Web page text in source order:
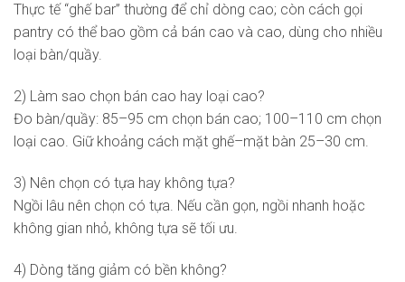
Thực tế “ghế bar” thường để chỉ dòng cao; còn cách gọi
pantry có thể bao gồm cả bán cao và cao, dùng cho nhiều
loại bàn/quầy.
2) Làm sao chọn bán cao hay loại cao?
Đo bàn/quầy: 85–95 cm chọn bán cao; 100–110 cm chọn
loại cao. Giữ khoảng cách mặt ghế–mặt bàn 25–30 cm.
3) Nên chọn có tựa hay không tựa?
Ngồi lâu nên chọn có tựa. Nếu cần gọn, ngồi nhanh hoặc
không gian nhỏ, không tựa sẽ tối ưu.
4) Dòng tăng giảm có bền không?